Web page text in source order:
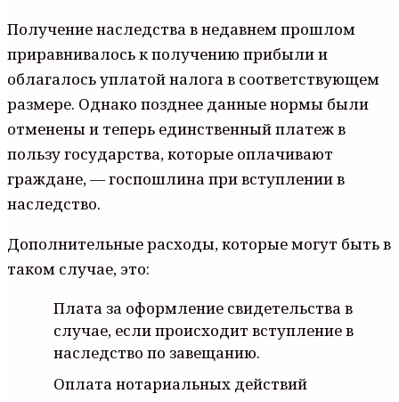
Получение наследства в недавнем прошлом
приравнивалось к получению прибыли и
облагалось уплатой налога в соответствующем
размере. Однако позднее данные нормы были
отменены и теперь единственный платеж в
пользу государства, которые оплачивают
граждане, — госпошлина при вступлении в
наследство.
Дополнительные расходы, которые могут быть в
таком случае, это:
Плата за оформление свидетельства в
случае, если происходит вступление в
наследство по завещанию.
Оплата нотариальных действий